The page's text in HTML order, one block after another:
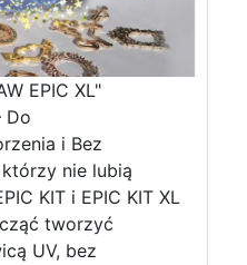
EPIC XL"
Do
i Bez
nie lubią
KIT i EPIC KIT XL
tworzyć
UV, bez